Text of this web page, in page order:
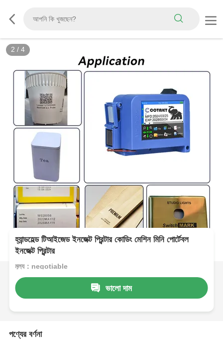
2 / 4
হ্যান্ডহেল্ড টিআইজেড ইনজেক্ট প্রিন্টার কোডিং মেশিন মিনি পোর্টেবল
ইনজেক্ট প্রিন্টার
মূল্য：negotiable
ভালো দাম
পণ্যের বর্ণনা